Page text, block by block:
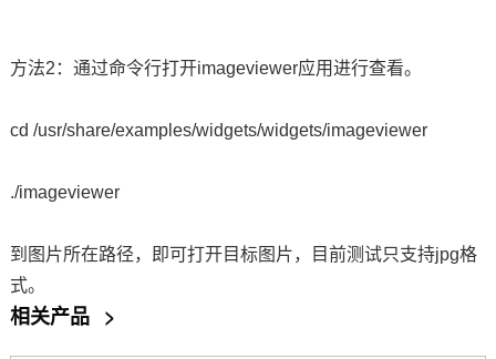
方法2：通过命令行打开imageviewer应用进行查看。
cd /usr/share/examples/widgets/widgets/imageviewer
./imageviewer
到图片所在路径，即可打开目标图片，目前测试只支持jpg格
式。
相关产品 >